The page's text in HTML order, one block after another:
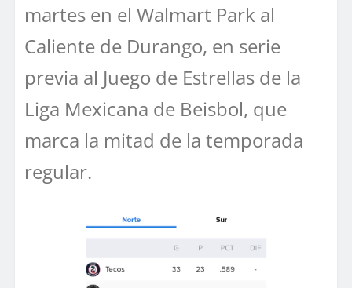
martes en el Walmart Park al
Caliente de Durango, en serie
previa al Juego de Estrellas de la
Liga Mexicana de Beisbol, que
marca la mitad de la temporada
regular.